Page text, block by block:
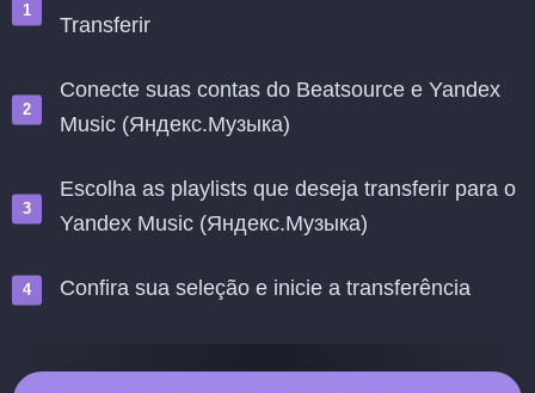
Transferir
Conecte suas contas do Beatsource e Yandex
Music (Яндекс.Музыка)
Escolha as playlists que deseja transferir para o
Yandex Music (Яндекс.Музыка)
Confira sua seleção e inicie a transferência